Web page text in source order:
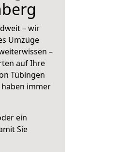
– wir
Umzüge
–
auf Ihre
Tübingen
haben immer
ein
Sie